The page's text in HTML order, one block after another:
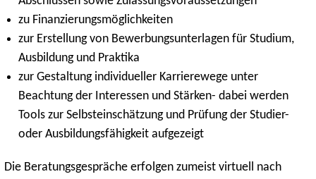
zu Finanzierungsmöglichkeiten
zur Erstellung von Bewerbungsunterlagen für Studium,
Ausbildung und Praktika
zur Gestaltung individueller Karrierewege unter
Beachtung der Interessen und Stärken- dabei werden
Tools zur Selbsteinschätzung und Prüfung der Studier-
oder Ausbildungsfähigkeit aufgezeigt
Die Beratungsgespräche erfolgen zumeist virtuell nach